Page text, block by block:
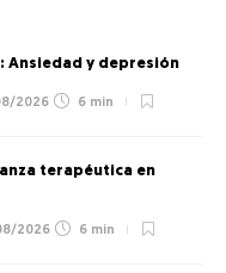
Ansiedad y depresión
2026 6 min
terapéutica en
2026 6 min